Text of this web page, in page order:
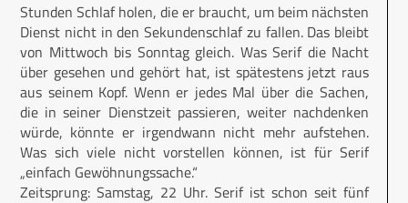
Stunden Schlaf holen, die er braucht, um beim nächsten
Dienst nicht in den Sekundenschlaf zu fallen. Das bleibt
von Mittwoch bis Sonntag gleich. Was Serif die Nacht
über gesehen und gehört hat, ist spätestens jetzt raus
aus seinem Kopf. Wenn er jedes Mal über die Sachen,
die in seiner Dienstzeit passieren, weiter nachdenken
würde, könnte er irgendwann nicht mehr aufstehen.
Was sich viele nicht vorstellen können, ist für Serif
„einfach Gewöhnungssache.“
Zeitsprung: Samstag, 22 Uhr. Serif ist schon seit fünf